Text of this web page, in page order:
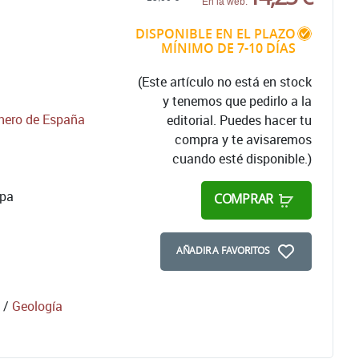
DISPONIBLE EN EL PLAZO
MÍNIMO DE 7-10 DÍAS
(Este artículo no está en stock
y tenemos que pedirlo a la
editorial. Puedes hacer tu
compra y te avisaremos
cuando esté disponible.)
COMPRAR
AÑADIR A FAVORITOS
de España
/ Geología